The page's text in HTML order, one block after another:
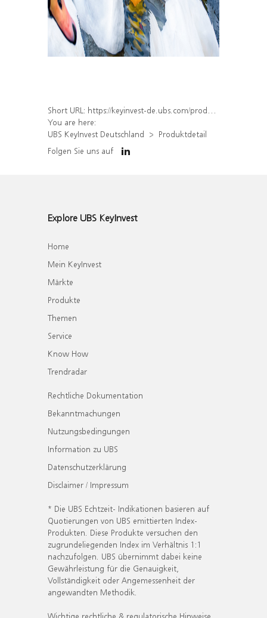
Short URL: https://keyinvest-de.ubs.com/produkt/detail/index/isin/DE000WA7SQ51
You are here:
UBS KeyInvest Deutschland
Produktdetail
Folgen Sie uns auf
Explore UBS KeyInvest
Home
Mein KeyInvest
Märkte
Produkte
Themen
Service
Know How
Trendradar
Rechtliche Dokumentation
Bekanntmachungen
Nutzungsbedingungen
Information zu UBS
Datenschutzerklärung
Disclaimer / Impressum
* Die UBS Echtzeit- Indikationen basieren auf
Quotierungen von UBS emittierten Index-
Produkten. Diese Produkte versuchen den
zugrundeliegenden Index im Verhältnis 1:1
nachzufolgen. UBS übernimmt dabei keine
Gewährleistung für die Genauigkeit,
Vollständigkeit oder Angemessenheit der
angewandten Methodik.